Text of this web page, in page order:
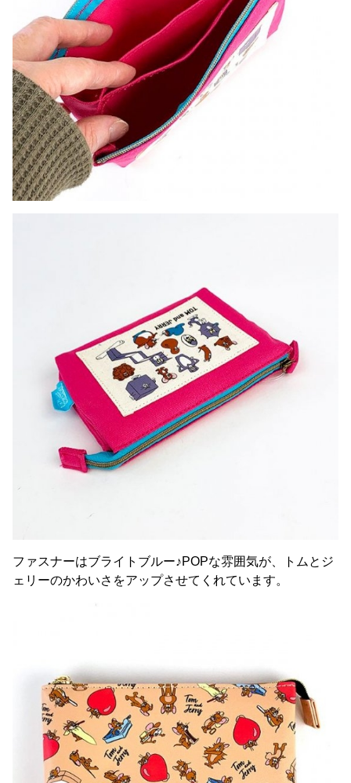
ファスナーはブライトブルー♪POPな雰囲気が、トムとジ
ェリーのかわいさをアップさせてくれています。